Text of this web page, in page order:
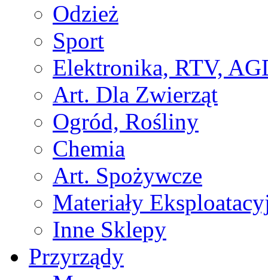
Odzież
Sport
Elektronika, RTV,
Art. Dla Zwierząt
Ogród, Rośliny
Chemia
Art. Spożywcze
Materiały
Inne Sklepy
Przyrządy